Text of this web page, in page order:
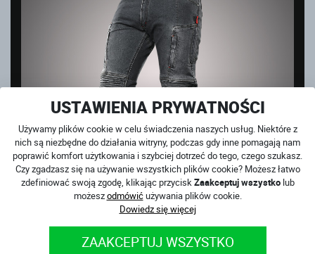
USTAWIENIA PRYWATNOŚCI
Używamy plików cookie w celu świadczenia naszych usług. Niektóre z
nich są niezbędne do działania witryny, podczas gdy inne pomagają nam
poprawić komfort użytkowania i szybciej dotrzeć do tego, czego szukasz.
Czy zgadzasz się na używanie wszystkich plików cookie? Możesz łatwo
zdefiniować swoją zgodę, klikając przycisk Zaakceptuj wszystkolub
możeszodmówićużywania plików cookie.
Dowiedz się więcej
ZAAKCEPTUJ WSZYSTKO
CLUB SPORT GREY
na magazynie